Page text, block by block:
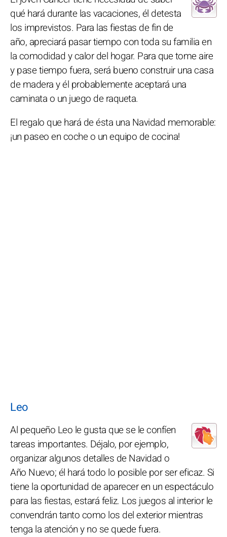
qué hará durante las vacaciones, él detesta
los imprevistos. Para las fiestas de fin de
año, apreciará pasar tiempo con toda su familia en
la comodidad y calor del hogar. Para que tome aire
y pase tiempo fuera, será bueno construir una casa
de madera y él probablemente aceptará una
caminata o un juego de raqueta.
El regalo que hará de ésta una Navidad memorable:
¡un paseo en coche o un equipo de cocina!
Leo
Al pequeño Leo le gusta que se le confíen
tareas importantes. Déjalo, por ejemplo,
organizar algunos detalles de Navidad o
Año Nuevo; él hará todo lo posible por ser eficaz. Si
tiene la oportunidad de aparecer en un espectáculo
para las fiestas, estará feliz. Los juegos al interior le
convendrán tanto como los del exterior mientras
tenga la atención y no se quede fuera.